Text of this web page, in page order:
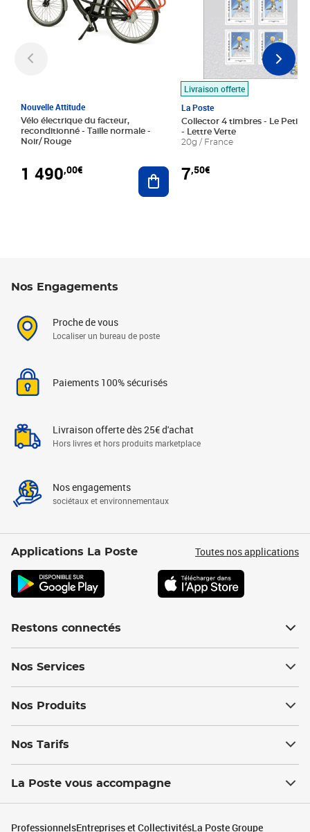
Nouvelle Attitude
Vélo électrique du facteur,
reconditionné - Taille normale -
Noir/ Rouge
1 490,00€ Ajouter au panier
Livraison offerte
La Poste
Collector 4 timbres - Le Petit
- Lettre Verte
20g / France
7,50€
Nos Engagements
Proche de vous
Localiser un bureau de poste
Paiements 100% sécurisés
Livraison offerte dès 25€ d'achat
Hors livres et hors produits marketplace
Nos engagements
sociétaux et environnementaux
Applications La Poste Toutes nos applications
Restons connectés
Nos Services
Nos Produits
Nos Tarifs
La Poste vous accompagne
ProfessionnelsEntreprises et CollectivitésLa Poste Groupe